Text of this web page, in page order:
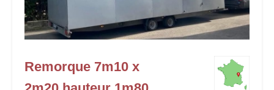
Remorque 7m10 x